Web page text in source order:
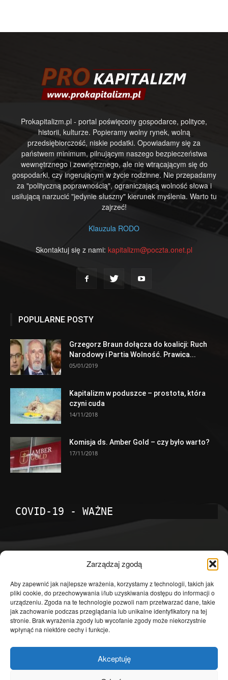
Zarządzaj zgodą
Aby zapewnić jak najlepsze wrażenia, korzystamy z technologii, takich jak
pliki cookie, do przechowywania i/lub uzyskiwania dostępu do informacji o
urządzeniu. Zgoda na te technologie pozwoli nam przetwarzać dane, takie
jak zachowanie podczas przeglądania lub unikalne identyfikatory na tej
stronie. Brak wyrażenia zgody lub wycofanie zgody może niekorzystnie
wpłynąć na niektóre cechy i funkcje.
Akceptuję
Prokapitalizm.pl - portal poświęcony gospodarce, polityce,
historii, kulturze. Popieramy wolny rynek, wolną
przedsiębiorczość, niskie podatki. Opowiadamy się za
państwem minimum, pilnującym naszego bezpieczeństwa
wewnętrznego i zewnętrznego, ale nie wtrącającym się do
gospodarki, czy ingerującym w życie rodzinne. Nie przepadamy
za "polityczną poprawnością", ograniczającą wolność słowa i
usiłującą narzucić "jedynie słuszny" kierunek myślenia. Warto tu
zajrzeć!
Klauzula RODO
Skontaktuj się z nami: kapitalizm@poczta.onet.pl
POPULARNE POSTY
Grzegorz Braun dołącza do koalicji: Ruch
Narodowy i Partia Wolność. Prawica...
05/01/2019
Kapitalizm w poduszce – prostota, która
czyni cuda
14/11/2018
Komisja ds. Amber Gold – czy było warto?
17/11/2018
COVID-19 - WAŻNE
Temat dnia
4601
Publicystyka
4363
Polityka
3639
Polska
Społeczeństwo
2823